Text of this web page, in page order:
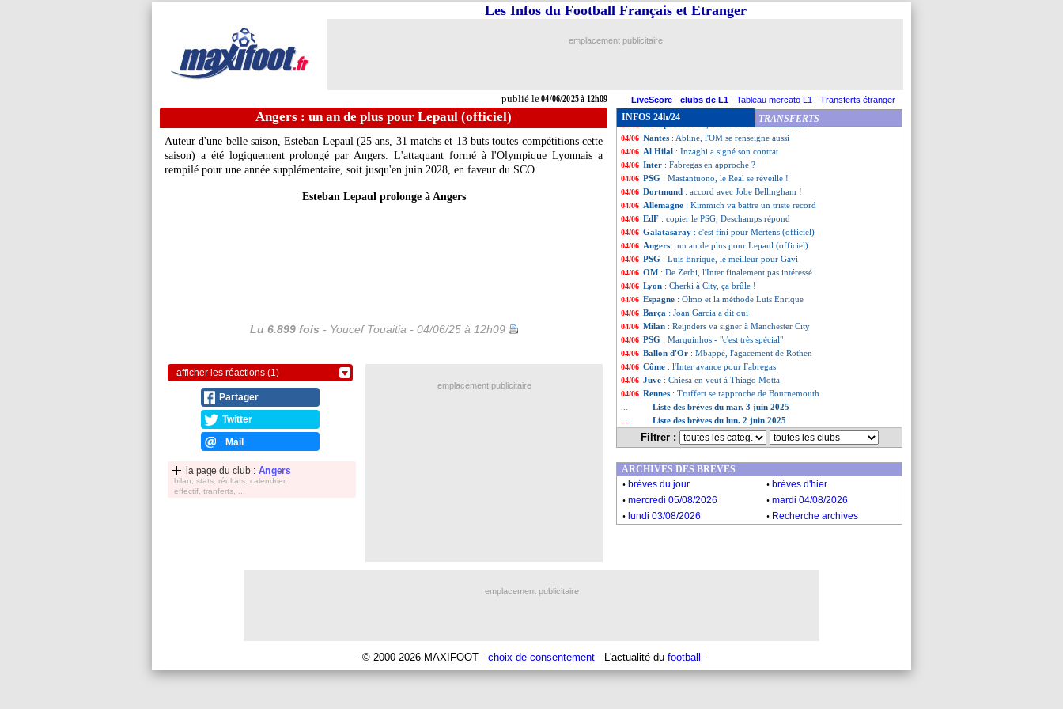
publié le04/06/2025 à 12h09
Les Infos du Football Français et Etranger
emplacement publicitaire
LiveScore - clubs de L1 - Tableau mercato L1 - Transferts étranger
Angers : un an de plus pour Lepaul (officiel)
Auteur d'une belle saison, Esteban Lepaul(25 ans, 31 matchs et 13 buts toutes compétitions cette
saison) a été logiquement prolongé par Angers. L'attaquant formé à l'Olympique Lyonnais a
rempilé pour une année supplémentaire, soit jusqu'en juin 2028, en faveur du SCO.
Esteban Lepaul prolonge à Angers
Lu 6.899 fois - Youcef Touaitia - 04/06/25 à 12h09
afficher les réactions (1)
Partager
Twitter
Mail
la page du club : Angers
bilan, stats, réultats, calendrier,
effectif, tranferts, ...
INFOS 24h/24 TRANSFERTS
04/06 Arsenal: 4 départs confirmés par le club
04/06 Milan: Maignan, Chelsea ne fera pas de folies
04/06 EdF: Doué on fire, Deschamps pas surpris
04/06 PSG: Donnarumma rappelle sa priorité
04/06 Espagne: Yamal, une "galère" pour Cucurella
: N°10, Wirtz dément les rumeurs
04/06 Nantes : Abline, l'OM se renseigne aussi
04/06 Al Hilal : Inzaghi a signé son contrat
04/06 Inter : Fabregas en approche ?
04/06 PSG : Mastantuono, le Real se réveille !
04/06 Dortmund : accord avec Jobe Bellingham !
04/06 Allemagne : Kimmich va battre un triste record
04/06 EdF : copier le PSG, Deschamps répond
04/06 Galatasaray : c'est fini pour Mertens (officiel)
04/06 Angers : un an de plus pour Lepaul (officiel)
04/06 PSG : Luis Enrique, le meilleur pour Gavi
04/06 OM : De Zerbi, l'Inter finalement pas intéressé
04/06 Lyon : Cherki à City, ça brûle !
04/06 Espagne : Olmo et la méthode Luis Enrique
04/06 Barça : Joan Garcia a dit oui
04/06 Milan : Reijnders va signer à Manchester City
04/06 PSG : Marquinhos - "c'est très spécial"
04/06 Ballon d'Or : Mbappé, l'agacement de Rothen
04/06 Côme : l'Inter avance pour Fabregas
04/06 Juve : Chiesa en veut à Thiago Motta
04/06 Rennes : Truffert se rapproche de Bournemouth
Liste des brèves du mar. 3 juin 2025
Liste des brèves du lun. 2 juin 2025
Filtrer :
emplacement publicitaire
ARCHIVES DES BREVES
. brèves du jour . brèves d'hier
. mercredi 05/08/2026 . mardi 04/08/2026
. lundi 03/08/2026 . Recherche archives
emplacement publicitaire
- © 2000-2026 MAXIFOOT - choix de consentement - L'actualité du football -